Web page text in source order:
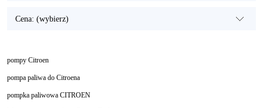
Cena: (wybierz)
pompy Citroen
pompa paliwa do Citroena
pompka paliwowa CITROEN